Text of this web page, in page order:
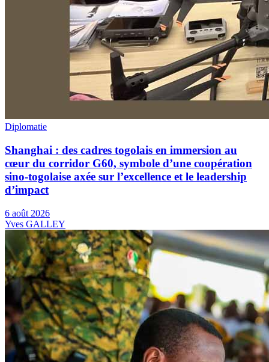
Diplomatie
Shanghai : des cadres togolais en immersion au
cœur du corridor G60, symbole d’une coopération
sino-togolaise axée sur l’excellence et le leadership
d’impact
6 août 2026
Yves GALLEY